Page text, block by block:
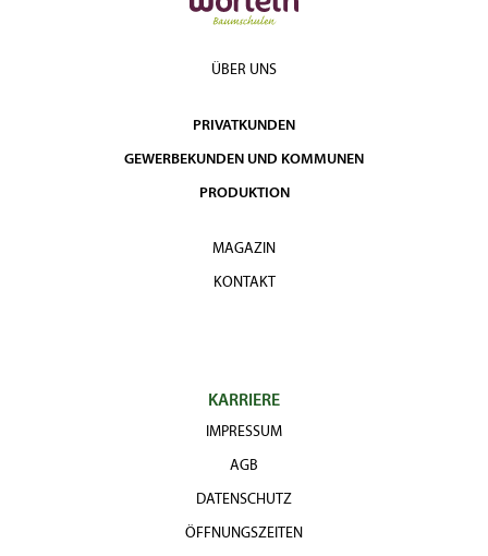
ÜBER UNS
PRIVATKUNDEN
GEWERBEKUNDEN UND KOMMUNEN
PRODUKTION
MAGAZIN
KONTAKT
KARRIERE
IMPRESSUM
AGB
DATENSCHUTZ
ÖFFNUNGSZEITEN